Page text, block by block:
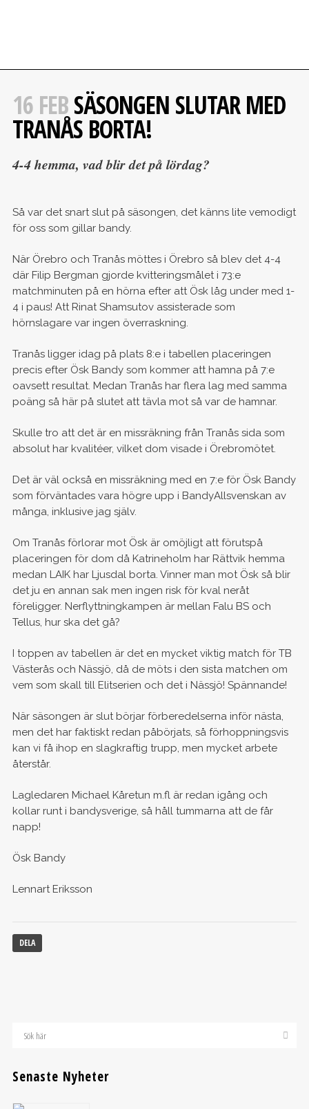
16 FEBSÄSONGEN SLUTAR MED
TRANÅS BORTA!
4-4 hemma, vad blir det på lördag?
Så var det snart slut på säsongen, det känns lite vemodigt
för oss som gillar bandy.
När Örebro och Tranås möttes i Örebro så blev det 4-4
där Filip Bergman gjorde kvitteringsmålet i 73:e
matchminuten på en hörna efter att Ösk låg under med 1-
4 i paus! Att Rinat Shamsutov assisterade som
hörnslagare var ingen överraskning.
Tranås ligger idag på plats 8:e i tabellen placeringen
precis efter Ösk Bandy som kommer att hamna på 7:e
oavsett resultat. Medan Tranås har flera lag med samma
poäng så här på slutet att tävla mot så var de hamnar.
Skulle tro att det är en missräkning från Tranås sida som
absolut har kvalitéer, vilket dom visade i Örebromötet.
Det är väl också en missräkning med en 7:e för Ösk Bandy
som förväntades vara högre upp i BandyAllsvenskan av
många, inklusive jag själv.
Om Tranås förlorar mot Ösk är omöjligt att förutspå
placeringen för dom då Katrineholm har Rättvik hemma
medan LAIK har Ljusdal borta. Vinner man mot Ösk så blir
det ju en annan sak men ingen risk för kval neråt
föreligger. Nerflyttningkampen är mellan Falu BS och
Tellus, hur ska det gå?
I toppen av tabellen är det en mycket viktig match för TB
Västerås och Nässjö, då de möts i den sista matchen om
vem som skall till Elitserien och det i Nässjö! Spännande!
När säsongen är slut börjar förberedelserna inför nästa,
men det har faktiskt redan påbörjats, så förhoppningsvis
kan vi få ihop en slagkraftig trupp, men mycket arbete
återstår.
Lagledaren Michael Kåretun m.fl är redan igång och
kollar runt i bandysverige, så håll tummarna att de får
napp!
Ösk Bandy
Lennart Eriksson
DELA
Senaste Nyheter